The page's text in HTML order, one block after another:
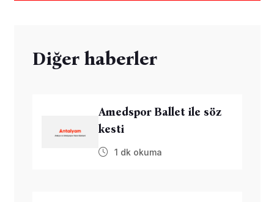
Diğer haberler
Amedspor Ballet ile söz
kesti
1 dk okuma